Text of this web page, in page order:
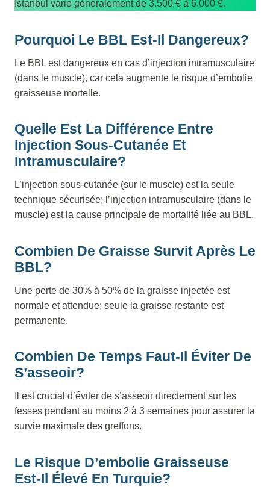
Istanbul varie généralement de 3.500 € à 6.000 €.
Pourquoi Le BBL Est-Il Dangereux?
Le BBL est dangereux en cas d’injection intramusculaire
(dans le muscle), car cela augmente le risque d’embolie
graisseuse mortelle.
Quelle Est La Différence Entre
Injection Sous-Cutanée Et
Intramusculaire?
L’injection sous-cutanée (sur le muscle) est la seule
technique sécurisée; l’injection intramusculaire (dans le
muscle) est la cause principale de mortalité liée au BBL.
Combien De Graisse Survit Après Le
BBL?
Une perte de 30% à 50% de la graisse injectée est
normale et attendue; seule la graisse restante est
permanente.
Combien De Temps Faut-Il Éviter De
S’asseoir?
Il est crucial d’éviter de s’asseoir directement sur les
fesses pendant au moins 2 à 3 semaines pour assurer la
survie maximale des greffons.
Le Risque D’embolie Graisseuse
Est-Il Élevé En Turquie?